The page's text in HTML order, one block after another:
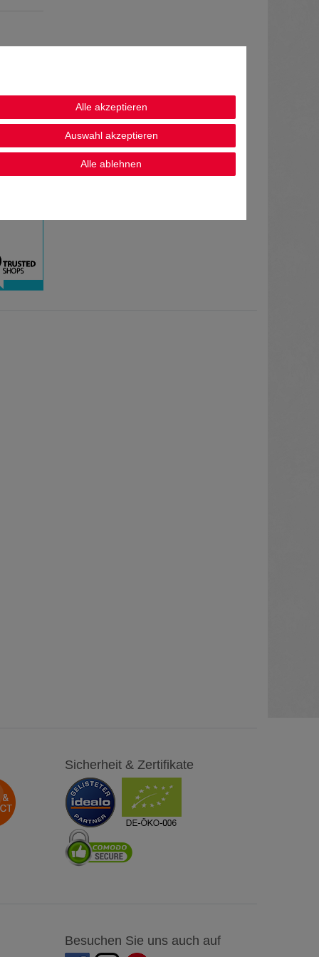
Sicherheit & Zertifikate
Besuchen Sie uns auch auf
Alle akzeptieren
Auswahl akzeptieren
Alle ablehnen